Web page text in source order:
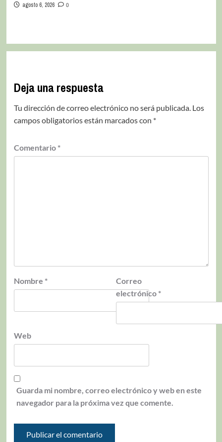
agosto 6, 2026 0
Deja una respuesta
Tu dirección de correo electrónico no será publicada. Los
campos obligatorios están marcados con *
Comentario *
Nombre *
Correo
electrónico *
Web
Guarda mi nombre, correo electrónico y web en este
navegador para la próxima vez que comente.